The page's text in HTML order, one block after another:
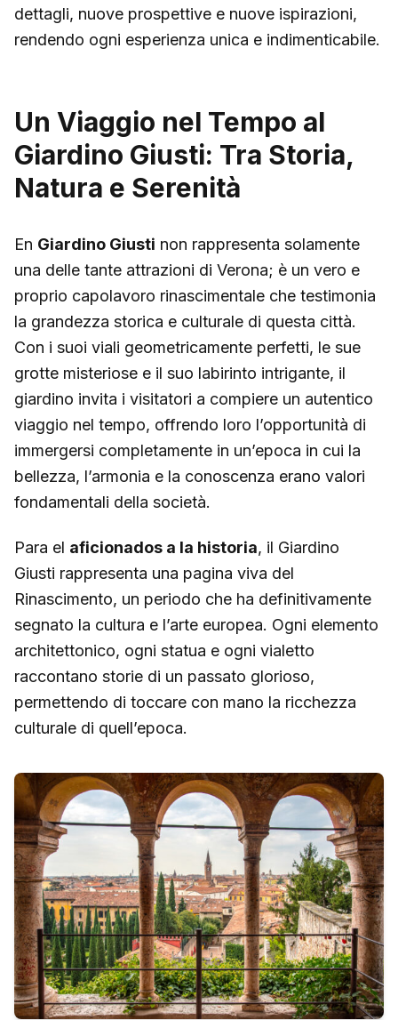
dettagli, nuove prospettive e nuove ispirazioni,
rendendo ogni esperienza unica e indimenticabile.
Un Viaggio nel Tempo al
Giardino Giusti: Tra Storia,
Natura e Serenità
En Giardino Giusti non rappresenta solamente
una delle tante attrazioni di Verona; è un vero e
proprio capolavoro rinascimentale che testimonia
la grandezza storica e culturale di questa città.
Con i suoi viali geometricamente perfetti, le sue
grotte misteriose e il suo labirinto intrigante, il
giardino invita i visitatori a compiere un autentico
viaggio nel tempo, offrendo loro l’opportunità di
immergersi completamente in un’epoca in cui la
bellezza, l’armonia e la conoscenza erano valori
fondamentali della società.
Para el aficionados a la historia, il Giardino
Giusti rappresenta una pagina viva del
Rinascimento, un periodo che ha definitivamente
segnato la cultura e l’arte europea. Ogni elemento
architettonico, ogni statua e ogni vialetto
raccontano storie di un passato glorioso,
permettendo di toccare con mano la ricchezza
culturale di quell’epoca.